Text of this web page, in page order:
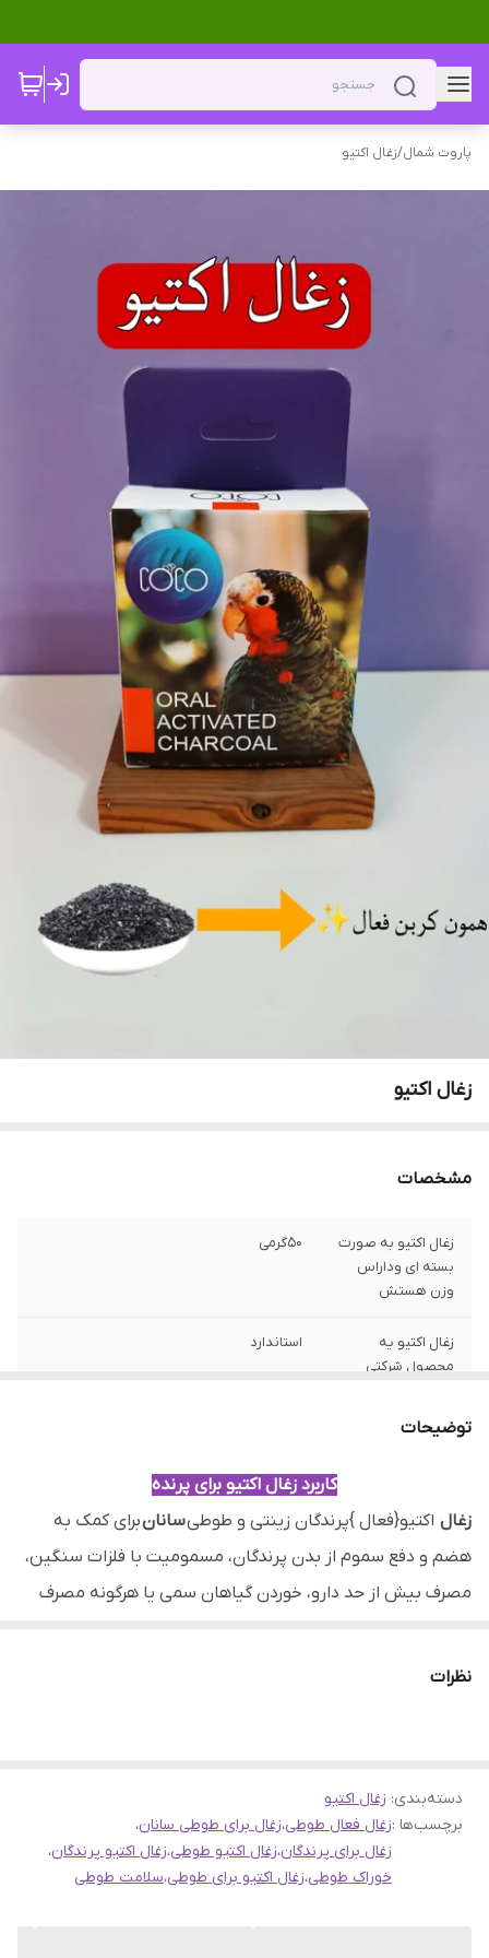
پاروت شمال/زغال اکتیو
زغال اکتیو
مشخصات
زغال اکتیو به صورت
بسته ای وداراس
وزن هستش
50گرمی
زغال اکتیو یه
محصول شرکتی
استاندارد
مناسب برای طوطی
وکاربردش در
توضیحات هستش
توضیحات
کاربرد زغال اکتیو برای پرنده
زغال اکتیو{فعال }پرندگان زینتی و طوطیسانانبرای کمک به
هضم و دفع سموم از بدن پرندگان، مسمومیت با فلزات سنگین،
مصرف بیش از حد دارو، خوردن گیاهان سمی یا هرگونه مصرف
وباکتریها رو به خودش جذب یکنه واز طریق فضولات دفع کنه.
معمولا همه یرورش دهنده ها ماهی 1الی2بار ازش استفاده
نظرات
دسته‌بندی: زغال اکتیو
برچسب‌ها :زغال فعال طوطی،زغال برای طوطی سانان،
زغال برای پرندگان،زغال اکتیو طوطی،زغال اکتیو پرندگان،
خوراک طوطی،زغال اکتیو برای طوطی،سلامت طوطی